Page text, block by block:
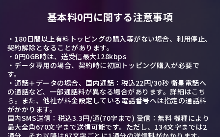
基本料0円に関する注意事項
・180日間以上有料トッピングの購入等がない場合、利用停止、
契約解除となることがあります。
・0円0GB時は、送受信最大128kbps
・データ専用の場合、契約時に初回トッピング購入が必要で
す。
・通話＋データの場合、国内通話：税込22円/30秒 衛星電話へ
の通話など、一部通話料が異なる場合があります。詳細はこち
ら。また、他社が料金設定している電話番号へは指定の通話料
がかかります。
国内SMS送信：税込3.3円/通(70字まで) 受信：無料 機種により
最大全角670文字まで送信可能です。ただし、134文字までは2